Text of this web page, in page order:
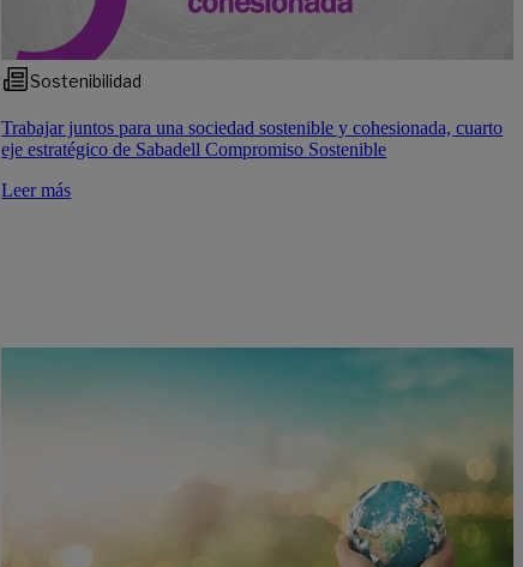
Sostenibilidad
Trabajar juntos para una sociedad sostenible y cohesionada, cuarto
eje estratégico de Sabadell Compromiso Sostenible
Leer más